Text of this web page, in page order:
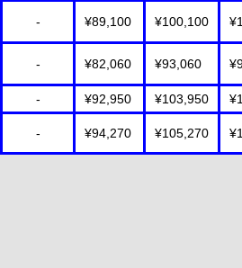
- ¥89,100 ¥100,100
- ¥82,060 ¥93,060
- ¥92,950 ¥103,950
- ¥94,270 ¥105,270